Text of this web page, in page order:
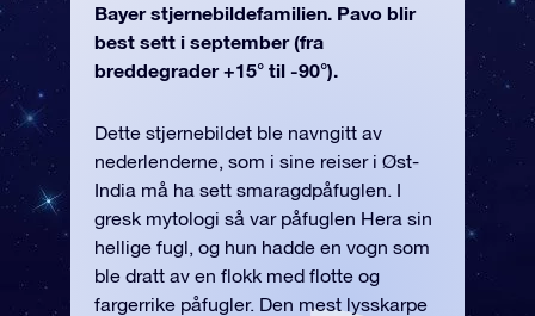
Bayer stjernebildefamilien. Pavo blir
best sett i september (fra
breddegrader +15° til -90°).
Dette stjernebildet ble navngitt av
nederlenderne, som i sine reiser i Øst-
India må ha sett smaragdpåfuglen. I
gresk mytologi så var påfuglen Hera sin
hellige fugl, og hun hadde en vogn som
ble dratt av en flokk med flotte og
fargerrike påfugler. Den mest lysskarpe